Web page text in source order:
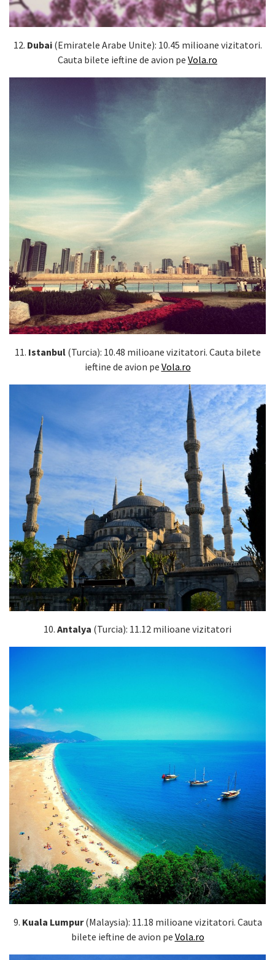
12. Dubai(Emiratele Arabe Unite): 10.45 milioane vizitatori.
Cauta bilete ieftine de avion pe Vola.ro
11. Istanbul(Turcia): 10.48 milioane vizitatori. Cauta bilete
ieftine de avion pe Vola.ro
10. Antalya (Turcia): 11.12 milioane vizitatori
9. Kuala Lumpur(Malaysia): 11.18 milioane vizitatori. Cauta
bilete ieftine de avion pe Vola.ro